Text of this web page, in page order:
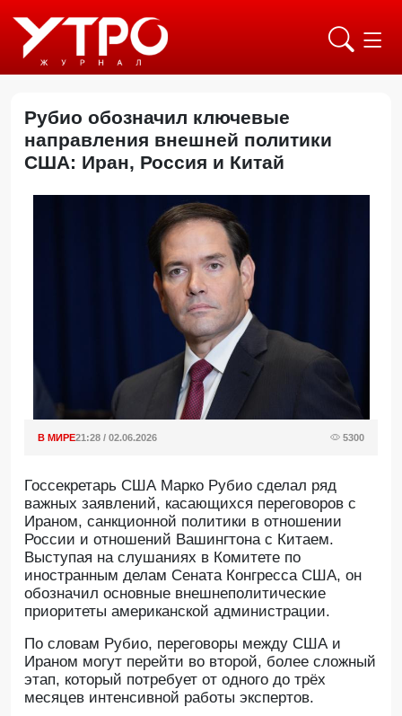
Рубио обозначил ключевые
направления внешней политики
США: Иран, Россия и Китай
В МИРЕ21:28 / 02.06.2026 5300
Госсекретарь США Марко Рубио сделал ряд
важных заявлений, касающихся переговоров с
Ираном, санкционной политики в отношении
России и отношений Вашингтона с Китаем.
Выступая на слушаниях в Комитете по
иностранным делам Сената Конгресса США, он
обозначил основные внешнеполитические
приоритеты американской администрации.
По словам Рубио, переговоры между США и
Ираном могут перейти во второй, более сложный
этап, который потребует от одного до трёх
месяцев интенсивной работы экспертов.